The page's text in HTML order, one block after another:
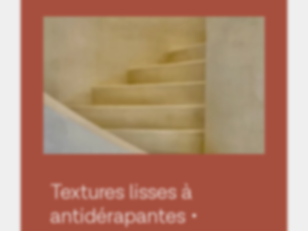
Textures lisses à
antidérapantes